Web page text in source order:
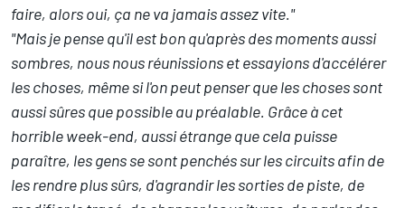
faire, alors oui, ça ne va jamais assez vite."
"Mais je pense qu'il est bon qu'après des moments aussi
sombres, nous nous réunissions et essayions d'accélérer
les choses, même si l'on peut penser que les choses sont
aussi sûres que possible au préalable. Grâce à cet
horrible week-end, aussi étrange que cela puisse
paraître, les gens se sont penchés sur les circuits afin de
les rendre plus sûrs, d'agrandir les sorties de piste, de